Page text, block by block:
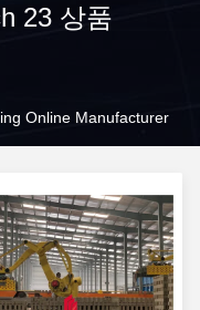
23 상품
Online Manufacturer